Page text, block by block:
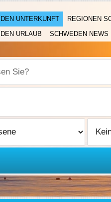
UNTERKUNFT REGIONEN
URLAUB
SCHWEDEN NEWS
Sie?